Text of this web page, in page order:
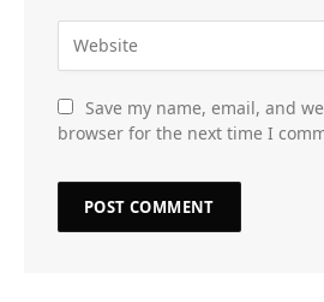
Save my name, email, and
browser for the next time I